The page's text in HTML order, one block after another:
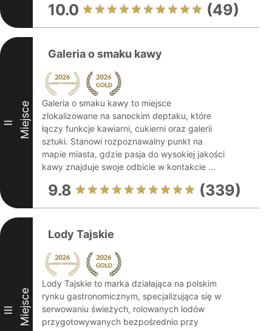
10.0 (49)
II Miejsce
Galeria o smaku kawy
Galeria o smaku kawy to miejsce
zlokalizowane na sanockim deptaku, które
łączy funkcje kawiarni, cukierni oraz galerii
sztuki. Stanowi rozpoznawalny punkt na
mapie miasta, gdzie pasja do wysokiej jakości
kawy znajduje swoje odbicie w kontakcie ...
9.8 (339)
III Miejsce
Lody Tajskie
Lody Tajskie to marka działająca na polskim
rynku gastronomicznym, specjalizująca się w
serwowaniu świeżych, rolowanych lodów
przygotowywanych bezpośrednio przy